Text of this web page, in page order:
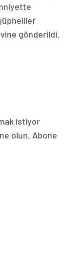
gönderildi.
istiyor
olun. Abone